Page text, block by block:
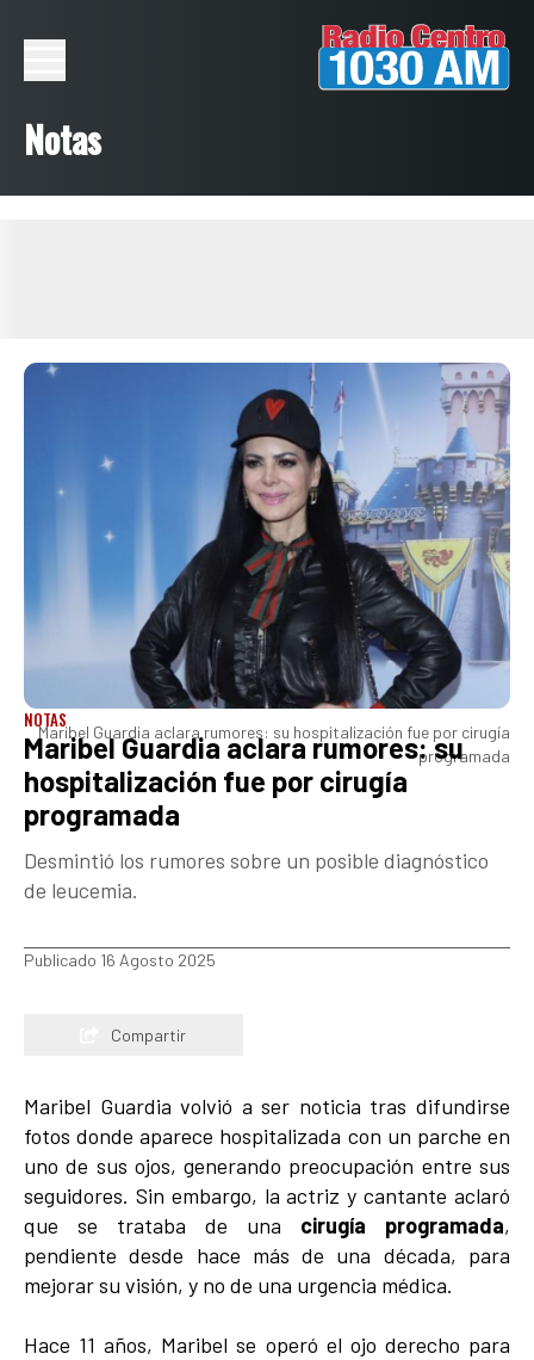
Notas
Maribel Guardia aclara rumores: su hospitalización fue por cirugía
programada
NOTAS
Maribel Guardia aclara rumores: su
hospitalización fue por cirugía
programada
Desmintió los rumores sobre un posible diagnóstico
de leucemia.
Publicado 16 Agosto 2025
Compartir
Maribel Guardia volvió a ser noticia tras difundirse
fotos donde aparece hospitalizada con un parche en
uno de sus ojos, generando preocupación entre sus
seguidores. Sin embargo, la actriz y cantante aclaró
que se trataba de una cirugía programada,
pendiente desde hace más de una década, para
mejorar su visión, y no de una urgencia médica.
Hace 11 años, Maribel se operó el ojo derecho para